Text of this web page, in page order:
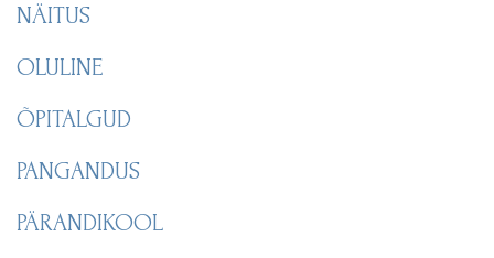
NÄITUS
OLULINE
ÕPITALGUD
PANGANDUS
PÄRANDIKOOL